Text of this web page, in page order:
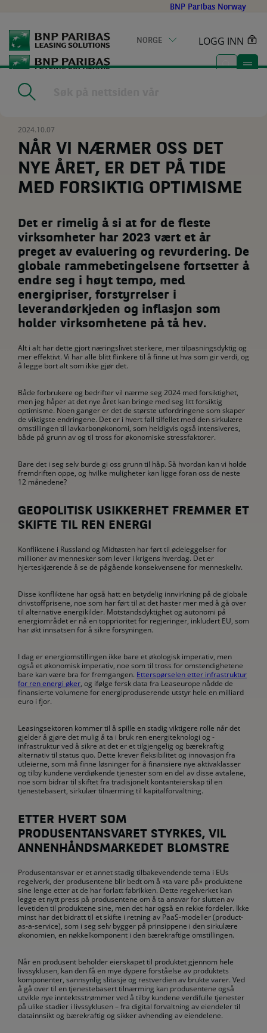
main
content
BNP Paribas Norway
NORGE LOGG INN
Home
PÅ TIDE MED FORSIKTIG OPTIMISME
2024.10.07
NÅR VI NÆRMER OSS DET
NYE ÅRET, ER DET PÅ TIDE
MED FORSIKTIG OPTIMISME
Det er rimelig å si at for de fleste
virksomheter har 2023 vært et år
preget av evaluering og revurdering. De
globale rammebetingelsene fortsetter å
endre seg i høyt tempo, med
energipriser, forstyrrelser i
leverandørkjeden og inflasjon som
holder virksomhetene på tå hev.
Alt i alt har dette gjort næringslivet sterkere, mer tilpasningsdyktig og
mer effektivt. Vi har alle blitt flinkere til å finne ut hva som gir verdi, og
å legge bort alt som ikke gjør det.
Både forbrukere og bedrifter vil nærme seg 2024 med forsiktighet,
men jeg håper at det nye året kan bringe med seg litt forsiktig
optimisme. Noen ganger er det de største utfordringene som skaper
de viktigste endringene. Det er i hvert fall tilfellet med den sirkulære
omstillingen til lavkarbonøkonomi, som heldigvis også intensiveres,
både på grunn av og til tross for økonomiske stressfaktorer.
Bare det i seg selv burde gi oss grunn til håp. Så hvordan kan vi holde
fremdriften oppe, og hvilke muligheter kan ligge foran oss de neste
12 månedene?
GEOPOLITISK USIKKERHET FREMMER ET
SKIFTE TIL REN ENERGI
Konfliktene i Russland og Midtøsten har ført til ødeleggelser for
millioner av mennesker som lever i krigens hverdag. Det er
hjerteskjærende å se de pågående konsekvensene for menneskeliv.
Disse konfliktene har også hatt en betydelig innvirkning på de globale
drivstoffprisene, noe som har ført til at det haster mer med å gå over
til alternative energikilder. Motstandsdyktighet og autonomi på
energiområdet er nå en topprioritet for regjeringer, inkludert EU, som
har økt innsatsen for å sikre forsyningen.
I dag er energiomstillingen ikke bare et økologisk imperativ, men
også et økonomisk imperativ, noe som til tross for omstendighetene
bare kan være bra for fremgangen. Etterspørselen etter infrastruktur
for ren energi øker, og ifølge fersk data fra Leaseurope nådde de
finansierte volumene for energiproduserende utstyr hele en milliard
euro i fjor.
Leasingsektoren kommer til å spille en stadig viktigere rolle når det
gjelder å gjøre det mulig å ta i bruk ren energiteknologi og -
infrastruktur ved å sikre at det er et tilgjengelig og bærekraftig
alternativ til status quo. Dette krever fleksibilitet og innovasjon fra
utleierne, som må finne løsninger for å finansiere nye aktivaklasser
og tilby kundene verdiøkende tjenester som en del av disse avtalene,
noe som bidrar til skiftet fra tradisjonelt kontanteierskap til en
tjenestebasert, sirkulær tilnærming til kapitalforvaltning.
ETTER HVERT SOM
PRODUSENTANSVARET STYRKES, VIL
ANNENHÅNDSMARKEDET BLOMSTRE
Produsentansvar er et annet stadig tilbakevendende tema i EUs
regelverk, der produsentene blir bedt om å «ta vare på» produktene
sine lenge etter at de har forlatt fabrikken. Dette regelverket kan
legge et nytt press på produsentene om å ta ansvar for slutten av
levetiden til produktene sine, men det har også en rekke fordeler. Ikke
minst har det bidratt til et skifte i retning av PaaS-modeller (product-
as-a-service), som i seg selv bygger på prinsippene i den sirkulære
økonomien, en nøkkelkomponent i den bærekraftige omstillingen.
Når en produsent beholder eierskapet til produktet gjennom hele
livssyklusen, kan den få en mye dypere forståelse av produktets
komponenter, sannsynlig slitasje og restverdien av brukte varer. Ved
å gå over til en tjenestebasert tilnærming kan produsentene også
utvikle nye inntektsstrømmer ved å tilby kundene verdifulle tjenester
på ulike stadier i livssyklusen – fra digital forvaltning av eiendeler til
datainnsikt og bærekraftig og sikker avhending av eiendelene.